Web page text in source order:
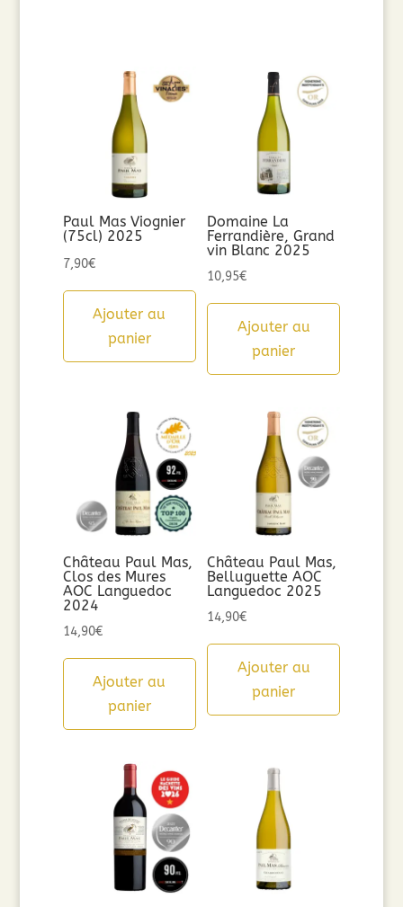
Paul Mas Viognier
(75cl) 2025
7,90€
Ajouter au
panier
Domaine La
Ferrandière, Grand
vin Blanc 2025
10,95€
Ajouter au
panier
Château Paul Mas,
Clos des Mures
AOC Languedoc
2024
14,90€
Ajouter au
panier
Château Paul Mas,
Belluguette AOC
Languedoc 2025
14,90€
Ajouter au
panier